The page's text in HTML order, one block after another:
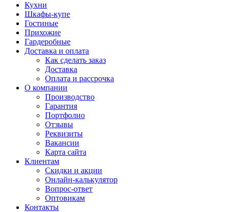
Кухни
Шкафы-купе
Гостиные
Прихожие
Гардеробные
Доставка и оплата
Как сделать заказ
Доставка
Оплата и рассрочка
О компании
Производство
Гарантия
Портфолио
Отзывы
Реквизиты
Вакансии
Карта сайта
Клиентам
Скидки и акции
Онлайн-калькулятор
Вопрос-ответ
Оптовикам
Контакты